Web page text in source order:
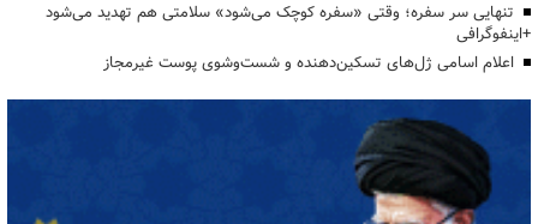
تنهایی سر سفره؛ وقتی «سفره کوچک می‌شود» سلامتی هم تهدید می‌شود
+اینفوگرافی
اعلام اسامی ژل‌های تسکین‌دهنده و شست‌وشوی پوست غیرمجاز